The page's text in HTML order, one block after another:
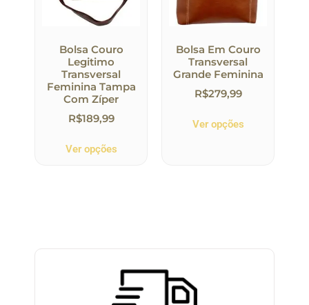
Bolsa Couro
Legitimo
Transversal
Feminina Tampa
Com Zíper
R$189,99
Ver opções
Bolsa Em Couro
Transversal
Grande Feminina
R$279,99
Ver opções